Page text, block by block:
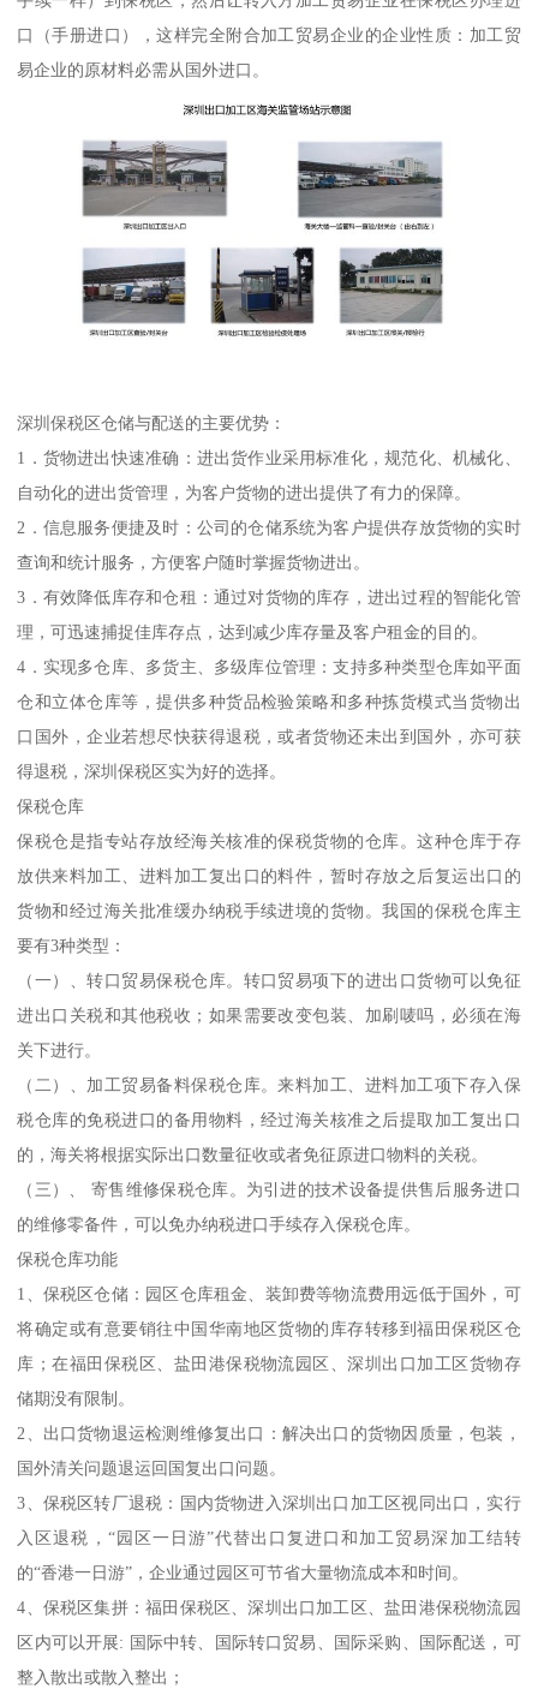
口（手册进口），这样完全附合加工贸易企业的企业性质：加工贸
易企业的原材料必需从国外进口。
深圳保税区仓储与配送的主要优势：
1．货物进出快速准确：进出货作业采用标准化，规范化、机械化、
自动化的进出货管理，为客户货物的进出提供了有力的保障。
2．信息服务便捷及时：公司的仓储系统为客户提供存放货物的实时
查询和统计服务，方便客户随时掌握货物进出。
3．有效降低库存和仓租：通过对货物的库存，进出过程的智能化管
理，可迅速捕捉佳库存点，达到减少库存量及客户租金的目的。
4．实现多仓库、多货主、多级库位管理：支持多种类型仓库如平面
仓和立体仓库等，提供多种货品检验策略和多种拣货模式当货物出
口国外，企业若想尽快获得退税，或者货物还未出到国外，亦可获
得退税，深圳保税区实为好的选择。
保税仓库
保税仓是指专站存放经海关核准的保税货物的仓库。这种仓库于存
放供来料加工、进料加工复出口的料件，暂时存放之后复运出口的
货物和经过海关批准缓办纳税手续进境的货物。我国的保税仓库主
要有3种类型：
（一）、转口贸易保税仓库。转口贸易项下的进出口货物可以免征
进出口关税和其他税收；如果需要改变包装、加刷唛吗，必须在海
关下进行。
（二）、加工贸易备料保税仓库。来料加工、进料加工项下存入保
税仓库的免税进口的备用物料，经过海关核准之后提取加工复出口
的，海关将根据实际出口数量征收或者免征原进口物料的关税。
（三）、 寄售维修保税仓库。为引进的技术设备提供售后服务进口
的维修零备件，可以免办纳税进口手续存入保税仓库。
保税仓库功能
1、保税区仓储：园区仓库租金、装卸费等物流费用远低于国外，可
将确定或有意要销往中国华南地区货物的库存转移到福田保税区仓
库；在福田保税区、盐田港保税物流园区、深圳出口加工区货物存
储期没有限制。
2、出口货物退运检测维修复出口：解决出口的货物因质量，包装，
国外清关问题退运回国复出口问题。
3、保税区转厂退税：国内货物进入深圳出口加工区视同出口，实行
入区退税，“园区一日游”代替出口复进口和加工贸易深加工结转
的“香港一日游”，企业通过园区可节省大量物流成本和时间。
4、保税区集拼：福田保税区、深圳出口加工区、盐田港保税物流园
区内可以开展: 国际中转、国际转口贸易、国际采购、国际配送，可
整入散出或散入整出；